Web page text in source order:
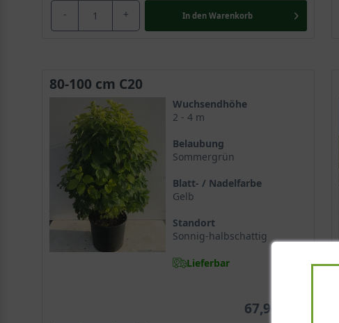
- + In den Warenkorb
80-100 cm C20
Wuchsendhöhe
2 - 4 m
Belaubung
Sommergrün
Blatt- / Nadelfarbe
Gelb
Standort
Sonnig-halbschattig
Lieferbar
67,90 €